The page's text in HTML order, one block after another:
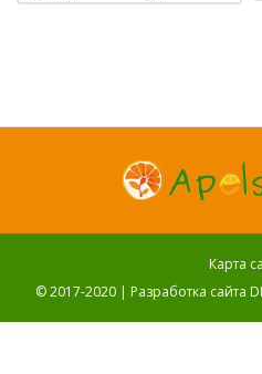
Карта
© 2017-2020 | Разработка сайта